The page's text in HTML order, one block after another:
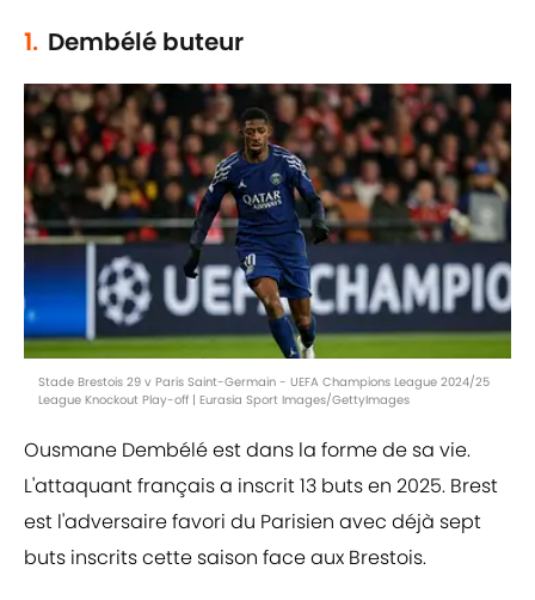
1. Dembélé buteur
Stade Brestois 29 v Paris Saint-Germain - UEFA Champions League 2024/25
League Knockout Play-off | Eurasia Sport Images/GettyImages
Ousmane Dembélé est dans la forme de sa vie.
L'attaquant français a inscrit 13 buts en 2025. Brest
est l'adversaire favori du Parisien avec déjà sept
buts inscrits cette saison face aux Brestois.